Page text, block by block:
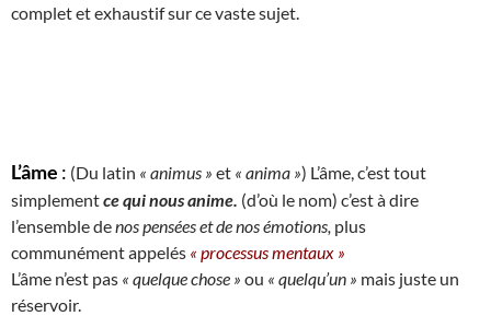
complet et exhaustif sur ce vaste sujet.
L’âme : (Du latin « animus » et « anima ») L’âme, c’est tout
simplementce qui nous anime. (d’où le nom) c’est à dire
l’ensemble denos pensées et de nos émotions, plus
communément appelés « processus mentaux »
L’âme n’est pas « quelque chose » ou « quelqu’un » mais juste un
réservoir.